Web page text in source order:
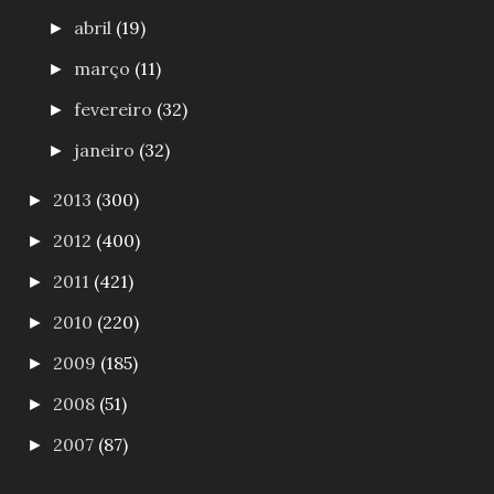
► abril (19)
► março (11)
►fevereiro (32)
► janeiro (32)
► 2013 (300)
► 2012 (400)
► 2011 (421)
► 2010 (220)
► 2009 (185)
► 2008 (51)
► 2007 (87)